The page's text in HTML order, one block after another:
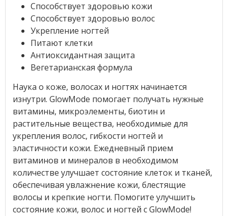
Способствует здоровью кожи
Способствует здоровью волос
Укрепление ногтей
Питают клетки
Антиоксидантная защита
Вегетарианская формула
Наука о коже, волосах и ногтях начинается
изнутри. GlowMode помогает получать нужные
витамины, микроэлементы, биотин и
растительные вещества, необходимые для
укрепления волос, гибкости ногтей и
эластичности кожи. Ежедневный прием
витаминов и минералов в необходимом
количестве улучшает состояние клеток и тканей,
обеспечивая увлажнение кожи, блестящие
волосы и крепкие ногти. Помогите улучшить
состояние кожи, волос и ногтей с GlowMode!